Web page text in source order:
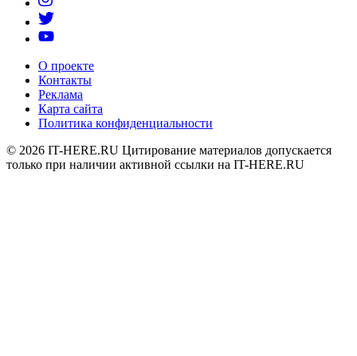
О проекте
Контакты
Реклама
Карта сайта
Политика конфиденциальности
© 2026 IT-HERE.RU Цитирование материалов допускается
только при наличии активной ссылки на IT-HERE.RU